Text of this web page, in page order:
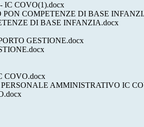
IC COVO(1).docx
COMPETENZE DI BASE
DI BASE INFANZIA.docx
GESTIONE.docx
COVO.docx
AMMINISTRATIVO IC